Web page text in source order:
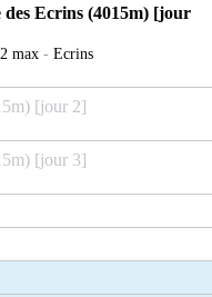
des Ecrins (4015m) [jour
max - Ecrins
[jour 2]
[jour 3]